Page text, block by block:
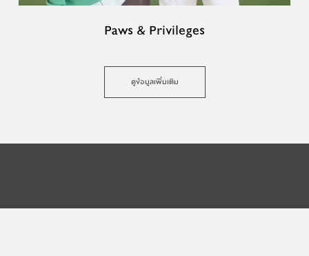
Paws & Privileges
ดูข้อมูลเพิ่มเติม